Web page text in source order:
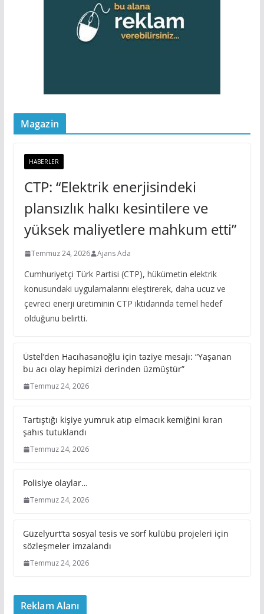
Magazin
HABERLER
CTP: “Elektrik enerjisindeki
plansızlık halkı kesintilere ve
yüksek maliyetlere mahkum etti”
Temmuz 24, 2026 Ajans Ada
Cumhuriyetçi Türk Partisi (CTP), hükümetin elektrik
konusundaki uygulamalarını eleştirerek, daha ucuz ve
çevreci enerji üretiminin CTP iktidarında temel hedef
olduğunu belirtti.
Üstel’den Hacıhasanoğlu için taziye mesajı: “Yaşanan
bu acı olay hepimizi derinden üzmüştür”
Temmuz 24, 2026
Tartıştığı kişiye yumruk atıp elmacık kemiğini kıran
şahıs tutuklandı
Temmuz 24, 2026
Polisiye olaylar…
Temmuz 24, 2026
Güzelyurt’ta sosyal tesis ve sörf kulübü projeleri için
sözleşmeler imzalandı
Temmuz 24, 2026
Reklam Alanı